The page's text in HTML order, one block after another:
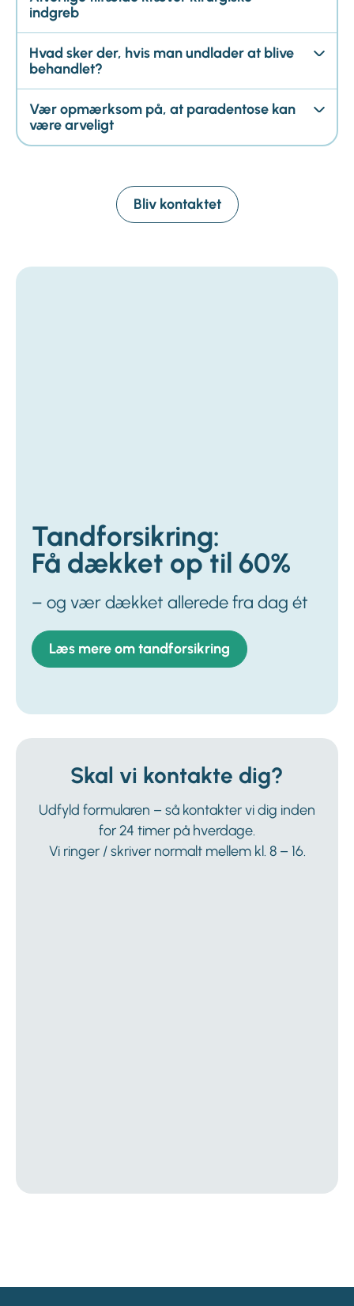
indgreb
Hvad sker der, hvis man undlader at blive
behandlet?
Vær opmærksom på, at paradentose kan
være arveligt
Bliv kontaktet
Tandforsikring:
Få dækket op til 60%
– og vær dækket allerede fra dag ét
Læs mere om tandforsikring
Skal vi kontakte dig?
Udfyld formularen – så kontakter vi dig inden
for 24 timer på hverdage.
Vi ringer / skriver normalt mellem kl. 8 – 16.